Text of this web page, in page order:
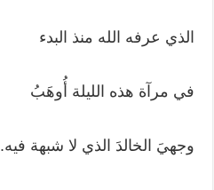
الذي عرفه الله منذ البدء
في مرآة هذه الليلة أُوهَبُ
وجهيَ الخالدَ الذي لا شبهة فيه.